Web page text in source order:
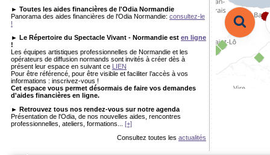
► Toutes les aides financières de l'Odia Normandie
Panorama des aides financières de l'Odia Normandie: consultez-le
!
► Le Répertoire du Spectacle Vivant - Normandie est en ligne
!
Les équipes artistiques professionnelles de Normandie et les
opérateurs de diffusion normands sont invités à créer dès à
présent leur espace en suivant ce LIEN
Pour être référencé, pour être visible et faciliter l’accès à vos
informations : inscrivez-vous !
Cet espace vous permet désormais de faire vos demandes
d'aides financières en ligne.
► Retrouvez tous nos rendez-vous sur notre agenda
Présentation de l'Odia, de nos nouvelles aides, rencontres
professionnelles, ateliers, formations... [+]
Consultez toutes les actualités